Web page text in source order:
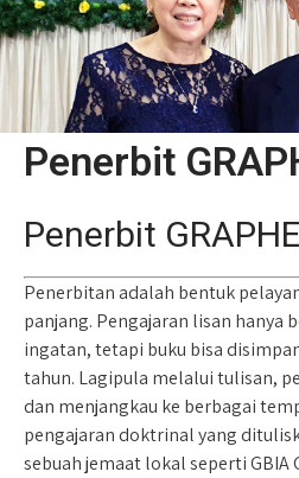
Penerbit
Penerbit GRAPHE
Penerbitan adalah bentuk
panjang. Pengajaran lisan hanya
ingatan, tetapi buku bisa
tahun. Lagipula melalui tulisan,
dan menjangkau ke berbagai
pengajaran doktrinal yang
sebuah jemaat lokal seperti GBIA